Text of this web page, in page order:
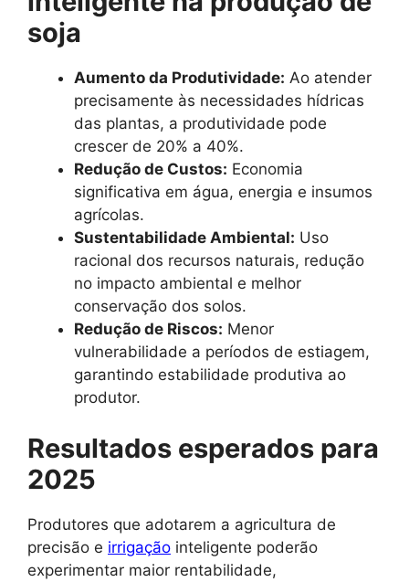
soja
Aumento da Produtividade: Ao atender
precisamente às necessidades hídricas
das plantas, a produtividade pode
crescer de 20% a 40%.
Redução de Custos: Economia
significativa em água, energia e insumos
agrícolas.
Sustentabilidade Ambiental: Uso
racional dos recursos naturais, redução
no impacto ambiental e melhor
conservação dos solos.
Redução de Riscos: Menor
vulnerabilidade a períodos de estiagem,
garantindo estabilidade produtiva ao
produtor.
Resultados esperados para
2025
Produtores que adotarem a agricultura de
precisão e irrigação inteligente poderão
experimentar maior rentabilidade,